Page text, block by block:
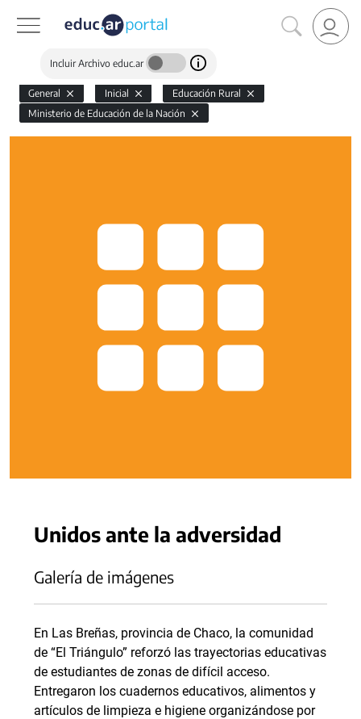
Incluir Archivo educ.ar
General Inicial
Educación Rural
Ministerio de Educación de la Nación
Unidos ante la adversidad
Galería de imágenes
En Las Breñas, provincia de Chaco, la comunidad
de “El Triángulo” reforzó las trayectorias educativas
de estudiantes de zonas de difícil acceso.
Entregaron los cuadernos educativos, alimentos y
artículos de limpieza e higiene organizándose por